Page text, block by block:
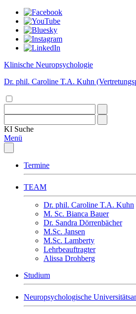
Klinische Neuropsychologie
Dr. phil. Caroline T.A. Kuhn
KI Suche
Menü
Termine
TEAM
Dr. phil. Caroline T.A. Kuhn
M. Sc. Bianca Bauer
Dr. Sandra Dörrenbächer
M.Sc. Jansen
M.Sc. Lamberty
Lehrbeauftragter
Alissa Drohberg
Studium
Neuropsychologische